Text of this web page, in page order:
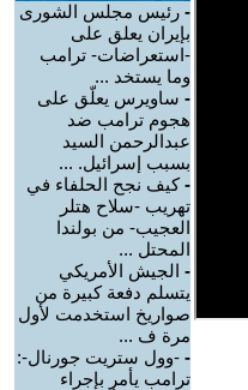
- رئيس مجلس الشورى
بإيران يعلق على
-استعراضات- ترامب
وما يستخد ...
- ساويرس يعلّق على
هجوم ترامب ضد
عبدالرحمن السيد
بسبب إسرائيل. ...
-كيف نجح الحلفاء في
تهريب -سلاح هتلر
العجيب- من بولندا
المحتل ...
- الجيش الأمريكي
يتسلم دفعة كبيرة من
صواريخ استخدمت لأول
مرة ف ...
- -وول ستريت جورنال-:
ترامب يأمر بإجراء